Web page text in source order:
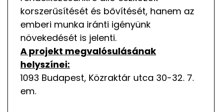
korszerűsítését és bővítését, hanem az
emberi munka iránti igényünk
növekedését is jelenti.
A projekt megvalósulásának
helyszínei:
1093 Budapest, Közraktár utca 30-32. 7.
em.